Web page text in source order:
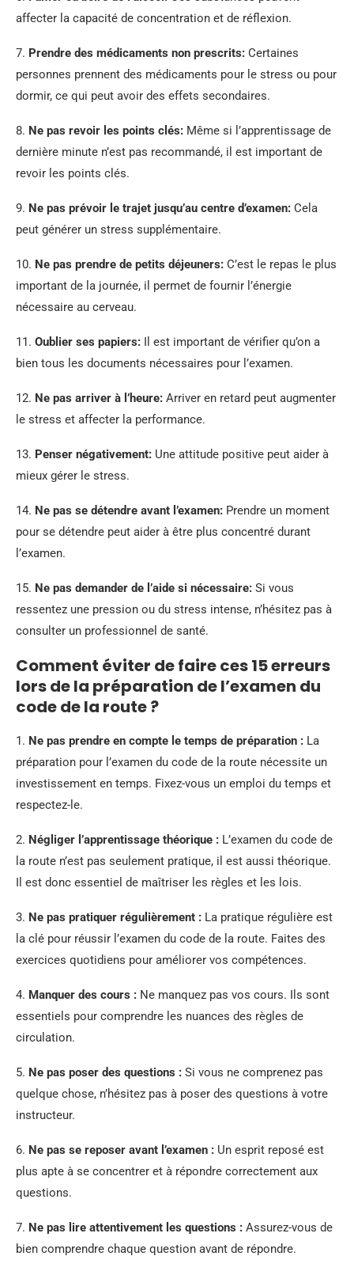
affecter la capacité de concentration et de réflexion.
7. Prendre des médicaments non prescrits: Certaines
personnes prennent des médicaments pour le stress ou pour
dormir, ce qui peut avoir des effets secondaires.
8. Ne pas revoir les points clés: Même si l’apprentissage de
dernière minute n’est pas recommandé, il est important de
revoir les points clés.
9. Ne pas prévoir le trajet jusqu’au centre d’examen: Cela
peut générer un stress supplémentaire.
10. Ne pas prendre de petits déjeuners: C’est le repas le plus
important de la journée, il permet de fournir l’énergie
nécessaire au cerveau.
11. Oublier ses papiers: Il est important de vérifier qu’on a
bien tous les documents nécessaires pour l’examen.
12. Ne pas arriver à l’heure: Arriver en retard peut augmenter
le stress et affecter la performance.
13. Penser négativement: Une attitude positive peut aider à
mieux gérer le stress.
14. Ne pas se détendre avant l’examen: Prendre un moment
pour se détendre peut aider à être plus concentré durant
l’examen.
15. Ne pas demander de l’aide si nécessaire: Si vous
ressentez une pression ou du stress intense, n’hésitez pas à
consulter un professionnel de santé.
Comment éviter de faire ces 15 erreurs
lors de la préparation de l’examen du
code de la route ?
1. Ne pas prendre en compte le temps de préparation : La
préparation pour l’examen du code de la route nécessite un
investissement en temps. Fixez-vous un emploi du temps et
respectez-le.
2. Négliger l’apprentissage théorique : L’examen du code de
la route n’est pas seulement pratique, il est aussi théorique.
Il est donc essentiel de maîtriser les règles et les lois.
3. Ne pas pratiquer régulièrement : La pratique régulière est
la clé pour réussir l’examen du code de la route. Faites des
exercices quotidiens pour améliorer vos compétences.
4. Manquer des cours : Ne manquez pas vos cours. Ils sont
essentiels pour comprendre les nuances des règles de
circulation.
5. Ne pas poser des questions : Si vous ne comprenez pas
quelque chose, n’hésitez pas à poser des questions à votre
instructeur.
6. Ne pas se reposer avant l’examen : Un esprit reposé est
plus apte à se concentrer et à répondre correctement aux
questions.
7. Ne pas lire attentivement les questions : Assurez-vous de
bien comprendre chaque question avant de répondre.